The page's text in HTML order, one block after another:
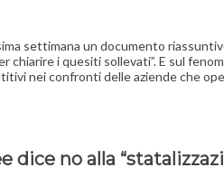
settimana un documento
chiarire i quesiti sollevati”. E sul
nei confronti delle aziende che
dice no alla